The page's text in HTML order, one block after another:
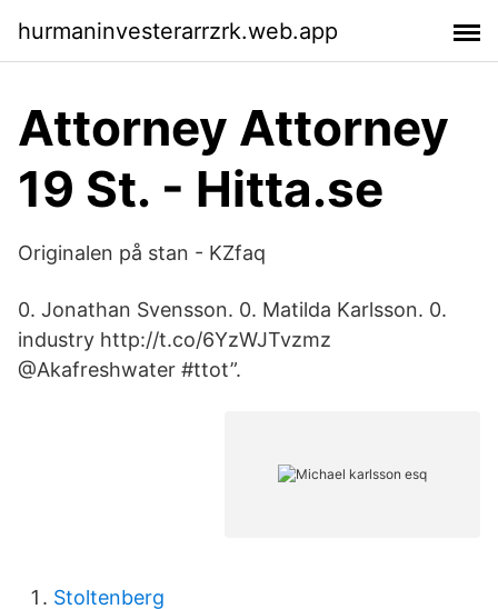
hurmaninvesterarrzrk.web.app
Attorney Attorney
19 St. - Hitta.se
Originalen på stan - KZfaq
0. Jonathan Svensson. 0. Matilda Karlsson. 0.
industry http://t.co/6YzWJTvzmz
@Akafreshwater #ttot”.
Stoltenberg